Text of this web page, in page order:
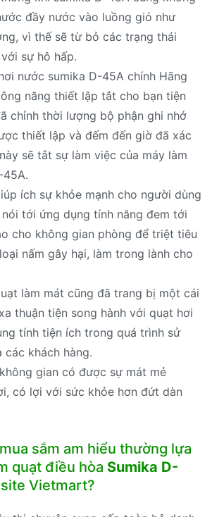
đầy nước vào luồng gió như
vì thế sẽ từ bỏ các trạng thái
sự hô hấp.
nước sumika D-45A chính Hãng
năng thiết lập tắt cho bạn tiện
chỉnh thời lượng bộ phận ghi nhớ
thiết lập và đếm đến giờ đã xác
sẽ tắt sự làm việc của máy làm
45A.
ích sự khỏe mạnh cho người dùng
tới ứng dụng tính năng đem tới
cho không gian phòng để triệt tiêu
nấm gây hại, làm trong lành cho
làm mát cũng đã trang bị một cái
thuận tiện song hành với quạt hơi
tính tiện ích trong quá trình sử
các khách hàng.
gian có được sự mát mẻ
có lợi với sức khỏe hơn đứt dàn
sắm am hiểu thường lựa
quạt điều hòa Sumika D-
Vietmart?